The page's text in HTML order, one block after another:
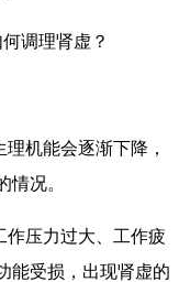
机能会逐渐下降，
情况。
作压力过大、工作疲
能受损，出现肾虚的